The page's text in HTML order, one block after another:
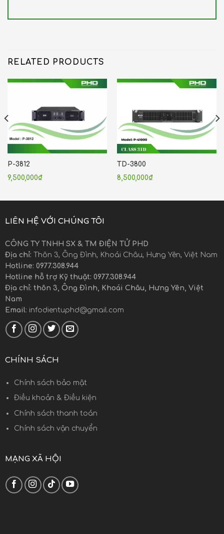
RELATED PRODUCTS
P-3812
9,500,000₫
TD-3800
8,500,000₫
LIÊN HỆ VỚI CHÚNG TÔI
CÔNG TY TNHH SX & TM ĐIỆN TỬ PHD
Địa chỉ: Thôn 3, Ông Đình, Khoái Châu, Hưng Yên, Việt Nam
Hotline: 0977.308.944
Hotline hỗ trợ Kỹ thuật: 0977.308.944
Địa chỉ: thôn 3, Ông Đình, Khoái Châu, Hưng Yên, Việt
Nam
Email: infodientuphd@gmail.com
CHÍNH SÁCH
Chính sách bảo mật
Điều khoản & Điều kiện
Chính sách thanh toán
Chính sách vận chuyển
MẠNG XÃ HỘI